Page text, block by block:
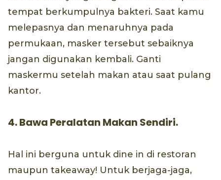
tempat berkumpulnya bakteri. Saat kamu
melepasnya dan menaruhnya pada
permukaan, masker tersebut sebaiknya
jangan digunakan kembali. Ganti
maskermu setelah makan atau saat pulang
kantor.
4. Bawa Peralatan Makan Sendiri.
Hal ini berguna untuk dine in di restoran
maupun takeaway! Untuk berjaga-jaga,